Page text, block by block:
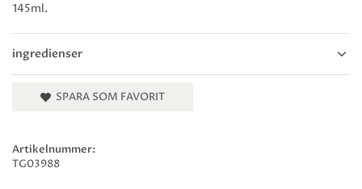
ingredienser
145ml.
SPARA SOM FAVORIT
Artikelnummer:
TG03988